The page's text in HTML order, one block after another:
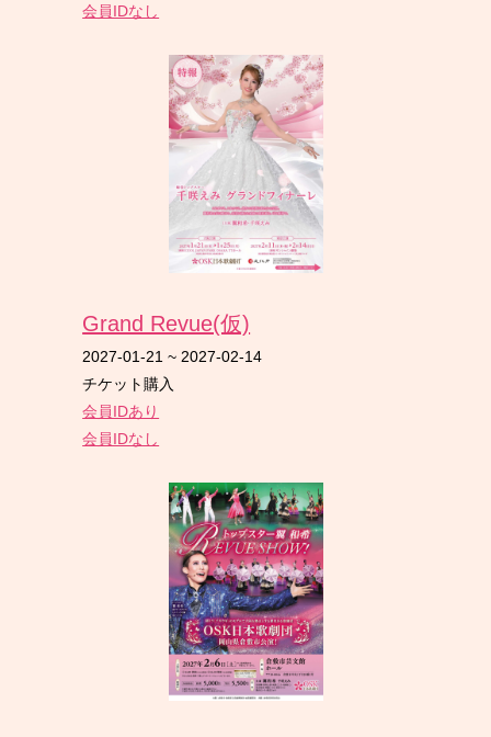
会員IDなし
Grand Revue(仮)
2027-01-21 ~ 2027-02-14
チケット購入
会員IDあり
会員IDなし